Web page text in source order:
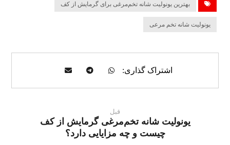
بهترین یونولیت شانه تخم‌مرغی برای گرمایش از کف
یونولیت شانه تخم مرعی
قبل
یونولیت شانه تخم‌مرغی گرمایش از کف
چیست و چه مزایایی دارد؟